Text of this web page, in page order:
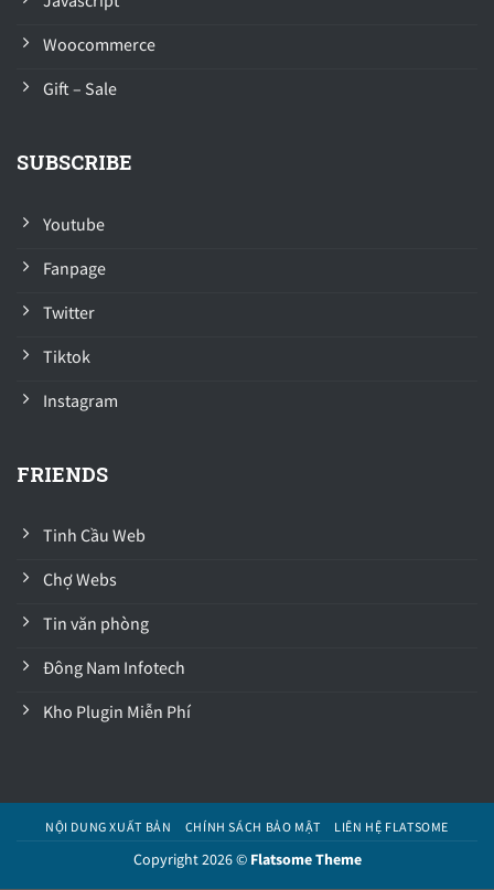
Woocommerce
Gift – Sale
SUBSCRIBE
Youtube
Fanpage
Twitter
Tiktok
Instagram
FRIENDS
Tinh Cầu Web
Chợ Webs
Tin văn phòng
Đông Nam Infotech
Kho Plugin Miễn Phí
NỘI DUNG XUẤT BẢN CHÍNH SÁCH BẢO MẬT LIÊN HỆ FLATSOME
Copyright 2026 © Flatsome Theme